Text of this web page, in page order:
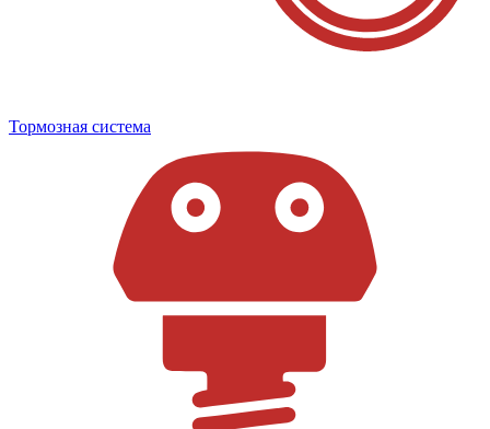
Тормозная система